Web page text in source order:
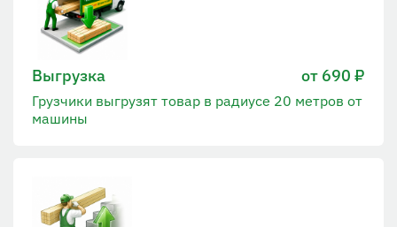
Выгрузка от 690 ₽
Грузчики выгрузят товар в радиусе 20 метров от
машины